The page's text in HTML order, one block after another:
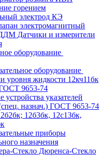
горением
электрод КЭ
электромагнитный
Датчики и измерители
оборудование
оборудование
уровня жидкости 12кч11бк
9653-74
устройства указателей
назнач.) ГОСТ 9653-74
12б3бк, 12с13бк,
приборы
назначения
Стекло Дюренса-Стекло